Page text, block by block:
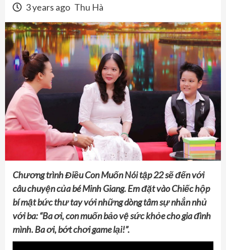
3 years ago Thu Hà
Chương trình Điều Con Muốn Nói tập 22 sẽ đến với
câu chuyện của bé Minh Giang. Em đặt vào Chiếc hộp
bí mật bức thư tay với những dòng tâm sự nhắn nhủ
với ba: “Ba ơi, con muốn bảo vệ sức khỏe cho gia đình
mình. Ba ơi, bớt chơi game lại!”.